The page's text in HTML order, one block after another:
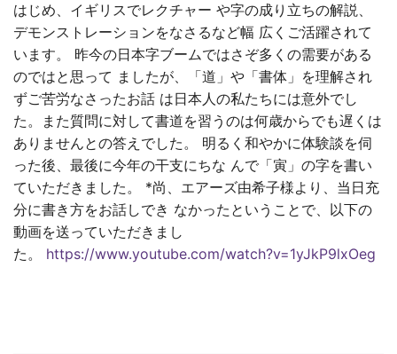
はじめ、イギリスでレクチャー や字の成り立ちの解説、
デモンストレーションをなさるなど幅 広くご活躍されて
います。 昨今の日本字ブームではさぞ多くの需要がある
のではと思って ましたが、「道」や「書体」を理解され
ずご苦労なさったお話 は日本人の私たちには意外でし
た。また質問に対して書道を習うのは何歳からでも遅くは
ありませんとの答えでした。 明るく和やかに体験談を伺
った後、最後に今年の干支にちな んで「寅」の字を書い
ていただきました。 *尚、エアーズ由希子様より、当日充
分に書き方をお話しでき なかったということで、以下の
動画を送っていただきまし
た。 https://www.youtube.com/watch?v=1yJkP9lxOeg